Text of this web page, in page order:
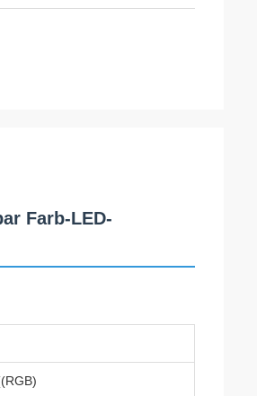
Farb-LED-